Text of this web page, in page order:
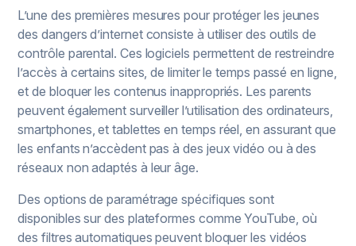
L’une des premières mesures pour protéger les jeunes
des dangers d’internet consiste à utiliser des outils de
contrôle parental. Ces logiciels permettent de restreindre
l’accès à certains sites, de limiter le temps passé en ligne,
et de bloquer les contenus inappropriés. Les parents
peuvent également surveiller l’utilisation des ordinateurs,
smartphones, et tablettes en temps réel, en assurant que
les enfants n’accèdent pas à des jeux vidéo ou à des
réseaux non adaptés à leur âge.
Des options de paramétrage spécifiques sont
disponibles sur des plateformes comme YouTube, où
des filtres automatiques peuvent bloquer les vidéos